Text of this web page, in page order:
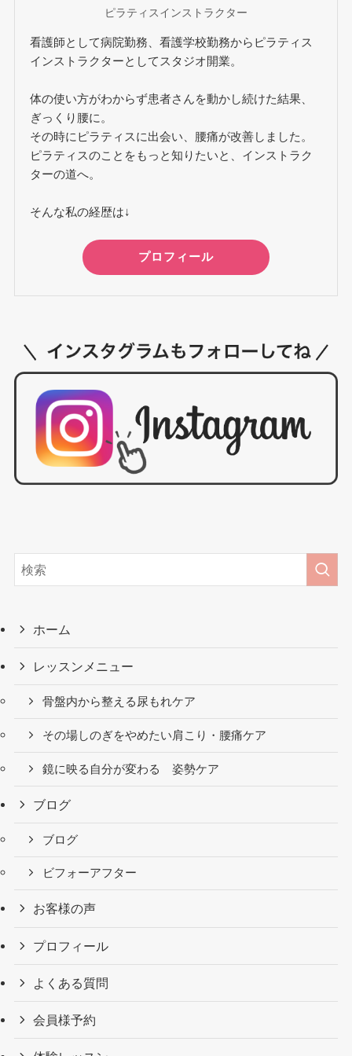
ピラティスインストラクター
看護師として病院勤務、看護学校勤務からピラティス
インストラクターとしてスタジオ開業。
体の使い方がわからず患者さんを動かし続けた結果、
ぎっくり腰に。
その時にピラティスに出会い、腰痛が改善しました。
ピラティスのことをもっと知りたいと、インストラク
ターの道へ。
そんな私の経歴は↓
プロフィール
ホーム
レッスンメニュー
骨盤内から整える尿もれケア
その場しのぎをやめたい肩こり・腰痛ケア
鏡に映る自分が変わる 姿勢ケア
ブログ
ブログ
ビフォーアフター
お客様の声
プロフィール
よくある質問
会員様予約